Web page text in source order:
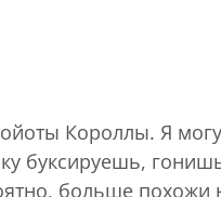
Короллы. Я
буксируешь,
больше похожи